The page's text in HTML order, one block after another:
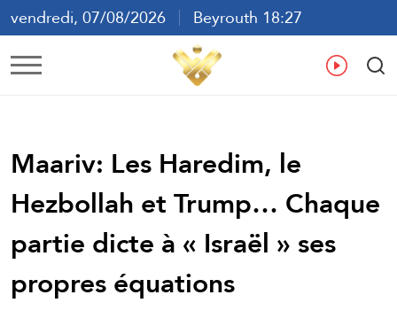
vendredi, 07/08/2026
Beyrouth 18:27
ع
Maariv: Les Haredim, le
Hezbollah et Trump… Chaque
partie dicte à « Israël » ses
propres équations